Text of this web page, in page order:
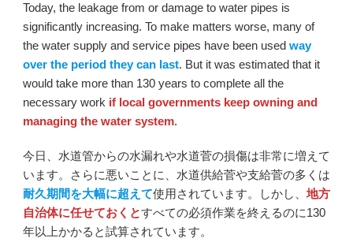
Today, the leakage from or damage to water pipes is
significantly increasing. To make matters worse, many of
the water supply and service pipes have been used way
over the period they can last. But it was estimated that it
would take more than 130 years to complete all the
necessary work if local governments keep owning and
managing the water system.
今日、水道管からの水漏れや水道菅の損傷は非常に増えて
います。さらに悪いことに、水道供給菅や支給菅の多くは
耐久期間を大幅に超えて使用されています。しかし、 地方
自治体に任せておくとすべての必須作業を終えるのに130
年以上かかると試算されています。